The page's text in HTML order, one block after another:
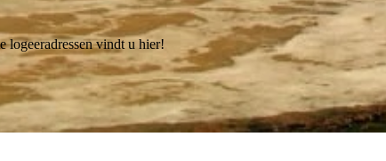
logeeradressen vindt u hier!